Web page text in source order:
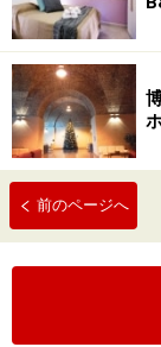
前のページへ